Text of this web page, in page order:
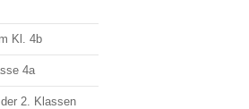
Kl. 4b
4a
2. Klassen